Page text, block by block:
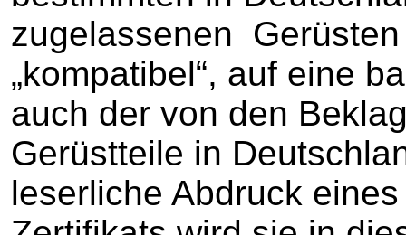
zugelassenen
„kompatibel“, auf eine
auch der von den
Gerüstteile in
leserliche Abdruck